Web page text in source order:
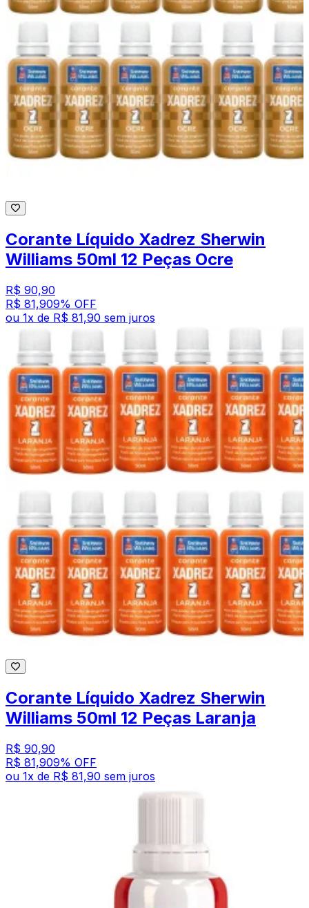
Corante Líquido Xadrez Sherwin
Williams 50ml 12 Peças Ocre
R$ 90,90
R$ 81,909% OFF
ou 1x de R$ 81,90 sem juros
Corante Líquido Xadrez Sherwin
Williams 50ml 12 Peças Laranja
R$ 90,90
R$ 81,909% OFF
ou 1x de R$ 81,90 sem juros